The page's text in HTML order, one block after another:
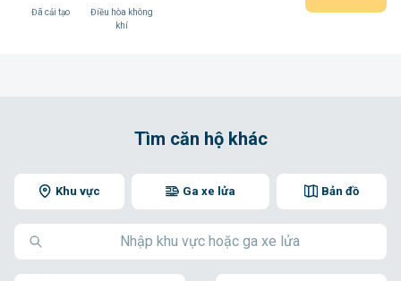
Đã cải tạo
Điều hòa không
khí
Tìm căn hộ khác
Khu vực Bản đồ
Ga xe lửa